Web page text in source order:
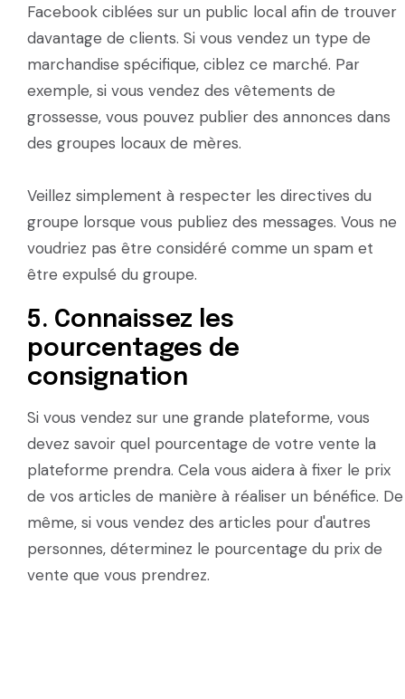
Facebook ciblées sur un public local afin de trouver
davantage de clients. Si vous vendez un type de
marchandise spécifique, ciblez ce marché. Par
exemple, si vous vendez des vêtements de
grossesse, vous pouvez publier des annonces dans
des groupes locaux de mères.
Veillez simplement à respecter les directives du
groupe lorsque vous publiez des messages. Vous ne
voudriez pas être considéré comme un spam et
être expulsé du groupe.
5. Connaissez les
pourcentages de
consignation
Si vous vendez sur une grande plateforme, vous
devez savoir quel pourcentage de votre vente la
plateforme prendra. Cela vous aidera à fixer le prix
de vos articles de manière à réaliser un bénéfice. De
même, si vous vendez des articles pour d'autres
personnes, déterminez le pourcentage du prix de
vente que vous prendrez.